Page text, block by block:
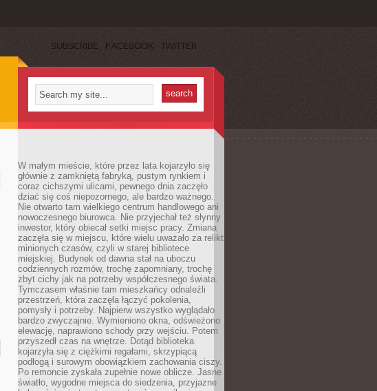
SUBSCRIBE FACEBOOK TWITTER
W małym mieście, które przez lata kojarzyło się
głównie z zamkniętą fabryką, pustym rynkiem i
coraz cichszymi ulicami, pewnego dnia zaczęło
dziać się coś niepozornego, ale bardzo ważnego.
Nie otwarto tam wielkiego centrum handlowego ani
nowoczesnego biurowca. Nie przyjechał też słynny
inwestor, który obiecał setki miejsc pracy. Zmiana
zaczęła się w miejscu, które wielu uważało za relikt
minionych czasów, czyli w starej bibliotece
miejskiej. Budynek od dawna stał na uboczu
codziennych rozmów, trochę zapomniany, trochę
zbyt cichy jak na potrzeby współczesnego świata.
Tymczasem właśnie tam mieszkańcy odnaleźli
przestrzeń, która zaczęła łączyć pokolenia,
pomysły i potrzeby. Najpierw wszystko wyglądało
bardzo zwyczajnie. Wymieniono okna, odświeżono
elewację, naprawiono schody przy wejściu. Potem
przyszedł czas na wnętrze. Dotąd biblioteka
kojarzyła się z ciężkimi regałami, skrzypiącą
podłogą i surowym obowiązkiem zachowania ciszy.
Po remoncie zyskała zupełnie nowe oblicze. Jasne
światło, wygodne miejsca do siedzenia, przyjazne